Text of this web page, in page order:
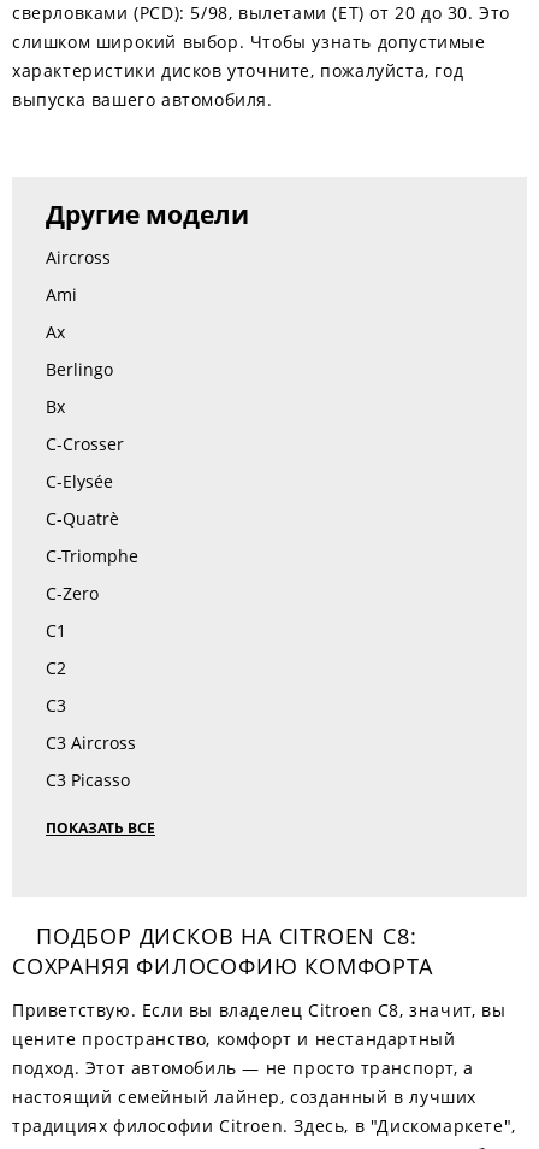
сверловками (PCD): 5/98, вылетами (ЕТ) от 20 до 30. Это
слишком широкий выбор. Чтобы узнать допустимые
характеристики дисков уточните, пожалуйста, год
выпуска вашего автомобиля.
Другие модели
Aircross
Ami
Ax
Berlingo
Bx
C-Crosser
C-Elysée
C-Quatrè
C-Triomphe
C-Zero
C1
C2
C3
C3 Aircross
C3 Picasso
ПОКАЗАТЬ ВСЕ
ПОДБОР ДИСКОВ НА CITROEN C8:
СОХРАНЯЯ ФИЛОСОФИЮ КОМФОРТА
Приветствую. Если вы владелец Citroen C8, значит, вы
цените пространство, комфорт и нестандартный
подход. Этот автомобиль — не просто транспорт, а
настоящий семейный лайнер, созданный в лучших
традициях философии Citroen. Здесь, в "Дискомаркете",